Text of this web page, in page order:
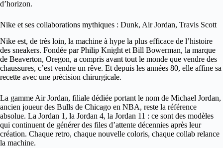
d’horizon.
Nike et ses collaborations mythiques : Dunk, Air Jordan, Travis Scott
Nike est, de très loin, la machine à hype la plus efficace de l’histoire
des sneakers. Fondée par Philip Knight et Bill Bowerman, la marque
de Beaverton, Oregon, a compris avant tout le monde que vendre des
chaussures, c’est vendre un rêve. Et depuis les années 80, elle affine sa
recette avec une précision chirurgicale.
La gamme Air Jordan, filiale dédiée portant le nom de Michael Jordan,
ancien joueur des Bulls de Chicago en NBA, reste la référence
absolue. La Jordan 1, la Jordan 4, la Jordan 11 : ce sont des modèles
qui continuent de générer des files d’attente décennies après leur
création. Chaque retro, chaque nouvelle coloris, chaque collab relance
la machine.